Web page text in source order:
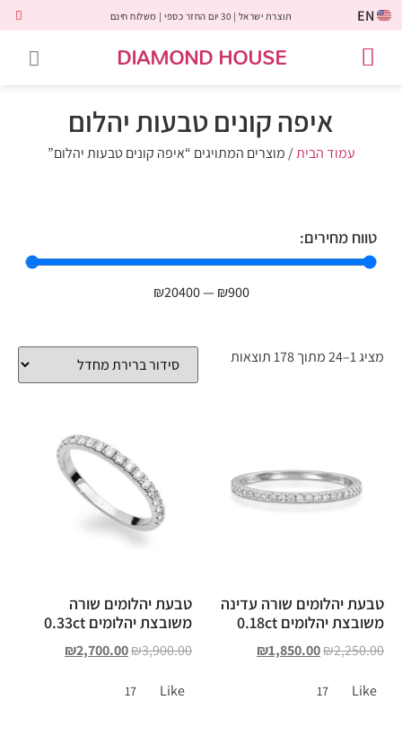
EN תוצרת ישראל | 30 יום החזר כספי | משלוח חינם
DIAMOND HOUSE
איפה קונים טבעות יהלום
עמוד הבית/ מוצרים המתויגים “איפה קונים טבעות יהלום”
טווח מחירים:
₪900
—
₪20400
מציג 1–24 מתוך 178 תוצאות
טבעת יהלומים שורה עדינה
משובצת יהלומים 0.18ct
₪2,250.00
₪1,850.00
Like
17
טבעת יהלומים שורה
משובצת יהלומים 0.33ct
₪3,900.00
₪2,700.00
Like
17